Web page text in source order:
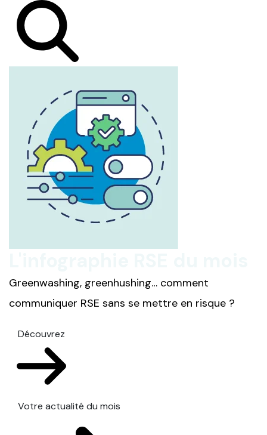
Greenwashing, greenhushing… comment
communiquer RSE sans se mettre en risque ?
Découvrez
Votre actualité du mois